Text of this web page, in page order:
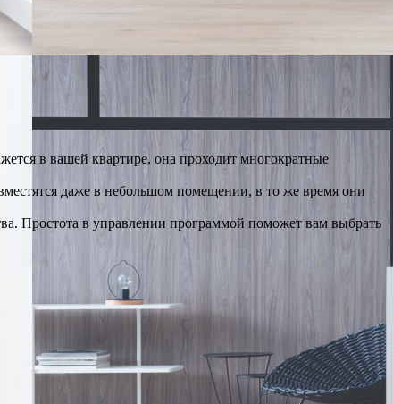
в вашей квартире, она проходит многократные
даже в небольшом помещении, в то же время они
Простота в управлении программой поможет вам выбрать